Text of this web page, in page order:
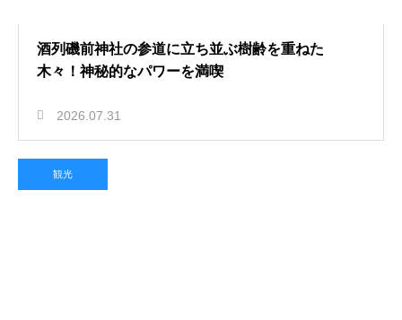
酒列磯前神社の参道に立ち並ぶ樹齢を重ねた
木々！神秘的なパワーを満喫
2026.07.31
観光